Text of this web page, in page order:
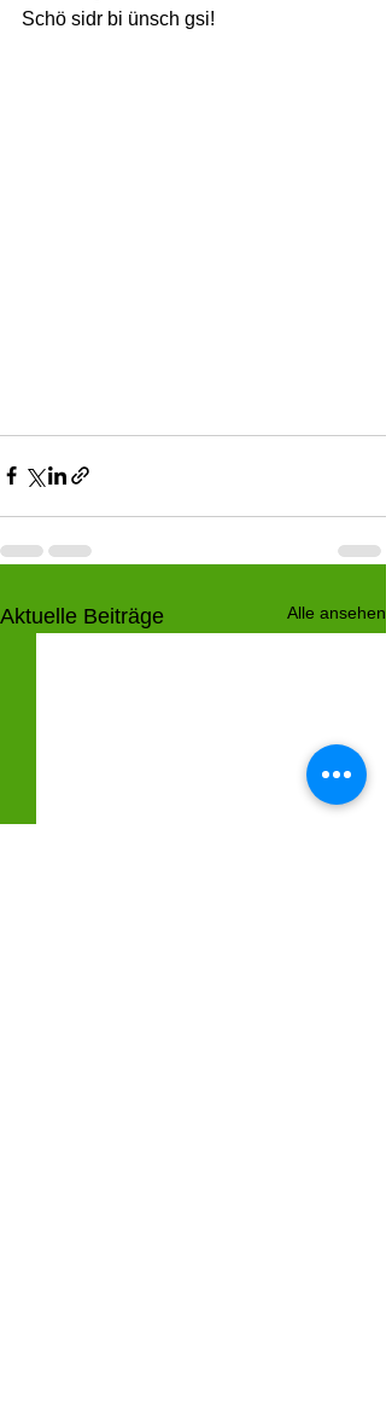
Schö sidr bi ünsch gsi!
Aktuelle Beiträge Alle ansehen